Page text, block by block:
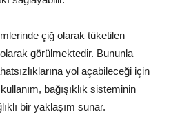
çiğ olarak tüketilen
görülmektedir. Bununla
yol açabileceği için
bağışıklık sisteminin
bir yaklaşım sunar.